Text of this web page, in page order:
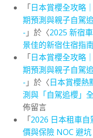
「日本賞櫻全攻略
期預測與親子自駕
- 」於〈2025 新宿
景佳的新宿住宿指南
「日本賞櫻全攻略
期預測與親子自駕
- 」於〈日本賞櫻熱
測與「自駕追櫻」
佈留言
「2026 日本租車
價與保險 NOC 避